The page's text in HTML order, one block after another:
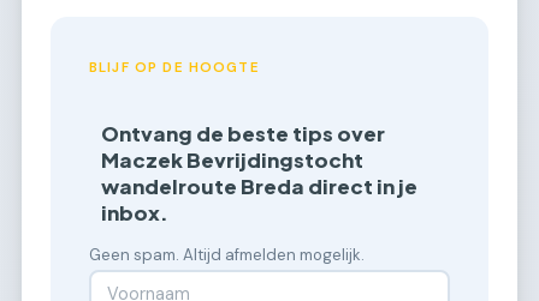
BLIJF OP DE HOOGTE
Ontvang de beste tips over
Maczek Bevrijdingstocht
wandelroute Breda direct in je
inbox.
Geen spam. Altijd afmelden mogelijk.